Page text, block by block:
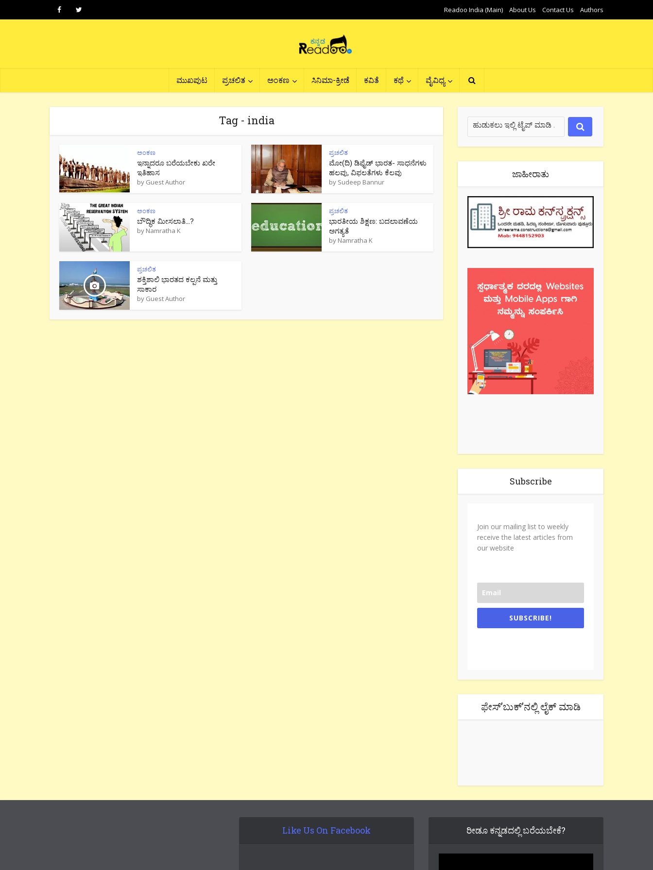
Readoo India (Main) About Us Contact Us Authors
ಮುಖಪುಟ ಪ್ರಚಲಿತ ಅಂಕಣ ಸಿನಿಮಾ-ಕ್ರೀಡೆ ಕವಿತೆ ಕಥೆ ವೈವಿಧ್ಯ
Tag - india
ಅಂಕಣ
ಇನ್ನಾದರೂ ಬರೆಯಬೇಕು ಖರೇ
ಇತಿಹಾಸ
by Guest Author
ಪ್ರಚಲಿತ
ಮೋ(ದಿ) ಡಿಫೈಡ್ ಭಾರತ- ಸಾಧನೆಗಳು
ಹಲವು, ವಿಫಲತೆಗಳು ಕೆಲವು
by Sudeep Bannur
ಅಂಕಣ
ಬೌದ್ಧಿಕ ಮೀಸಲಾತಿ…?
by Namratha K
ಪ್ರಚಲಿತ
ಭಾರತೀಯ ಶಿಕ್ಷಣ: ಬದಲಾವಣೆಯ
ಅಗತ್ಯತೆ
by Namratha K
ಪ್ರಚಲಿತ
ಶಕ್ತಿಶಾಲಿ ಭಾರತದ ಕಲ್ಪನೆ ಮತ್ತು
ಸಾಕಾರ
by Guest Author
ಜಾಹೀರಾತು
Subscribe
Join our mailing list to weekly
receive the latest articles from
our website
SUBSCRIBE!
ಫೇಸ್’ಬುಕ್’ನಲ್ಲಿ ಲೈಕ್ ಮಾಡಿ
Like Us On Facebook ರೀಡೂ ಕನ್ನಡದಲ್ಲಿ ಬರೆಯಬೇಕೆ?